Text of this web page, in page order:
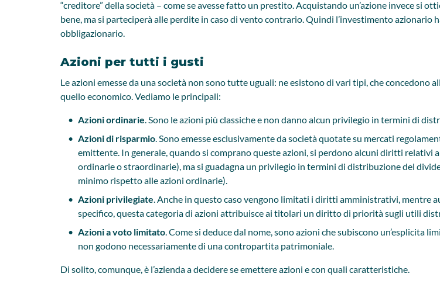
“creditore” della società – come se avesse fatto un prestito. Acquistando un’azione invece si
bene, ma si parteciperà alle perdite in caso di vento contrario. Quindi l’investimento
obbligazionario.
Azioni per tutti i gusti
Le azioni emesse da una società non sono tutte uguali: ne esistono di vari tipi, che
quello economico. Vediamo le principali:
Azioni ordinarie. Sono le azioni più classiche e non danno alcun privilegio in termini di
Azioni di risparmio. Sono emesse esclusivamente da società quotate su mercati
emittente. In generale, quando si comprano queste azioni, si perdono alcuni diritti relativi
ordinarie o straordinarie), ma si guadagna un privilegio in termini di distribuzione del
minimo rispetto alle azioni ordinarie).
Azioni privilegiate. Anche in questo caso vengono limitati i diritti amministrativi,
specifico, questa categoria di azioni attribuisce ai titolari un diritto di priorità sugli utili
Azioni a voto limitato. Come si deduce dal nome, sono azioni che subiscono
non godono necessariamente di una contropartita patrimoniale.
Di solito, comunque, è l’azienda a decidere se emettere azioni e con quali caratteristiche.